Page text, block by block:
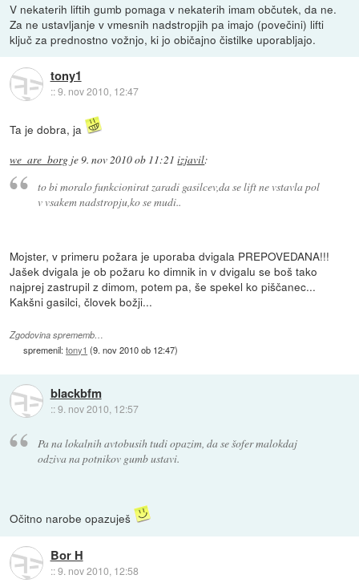
V nekaterih liftih gumb pomaga v nekaterih imam občutek, da ne.
Za ne ustavljanje v vmesnih nadstropjih pa imajo (povečini) lifti
ključ za prednostno vožnjo, ki jo običajno čistilke uporabljajo.
tony1
::9. nov 2010, 12:47
Ta je dobra, ja
we_are_borg je9. nov 2010 ob 11:21 izjavil:
to bi moralo funkcionirat zaradi gasilcev,da se lift ne vstavla pol
v vsakem nadstropju,ko se mudi..
Mojster, v primeru požara je uporaba dvigala PREPOVEDANA!!!
Jašek dvigala je ob požaru ko dimnik in v dvigalu se boš tako
najprej zastrupil z dimom, potem pa, še spekel ko piščanec...
Kakšni gasilci, človek božji...
Zgodovina sprememb…
spremenil:tony1 (9. nov 2010 ob 12:47)
blackbfm
::9. nov 2010, 12:57
Pa na lokalnih avtobusih tudi opazim, da se šofer malokdaj
odziva na potnikov gumb ustavi.
Očitno narobe opazuješ
Bor H
::9. nov 2010, 12:58